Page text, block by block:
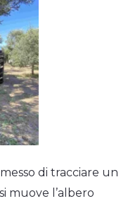
di tracciare un
muove l’albero